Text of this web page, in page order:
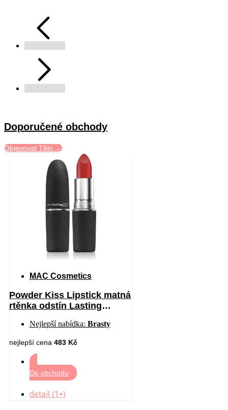
Doporučené obchody
Objevovat Tělo →
MAC Cosmetics
Powder Kiss Lipstick matná
rtěnka odstín Lasting
Nejlepší nabídka: Brasty
nejlepší cena 483 Kč
Do obchodu
detail (1+)